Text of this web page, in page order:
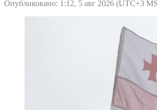
Опубликовано: 1:12, 5 авг 2026 (UTC+3